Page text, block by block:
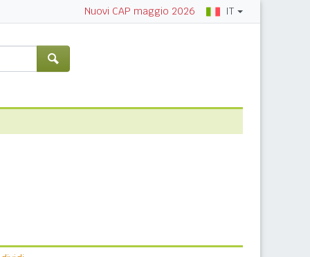
Nuovi CAP maggio 2026 IT